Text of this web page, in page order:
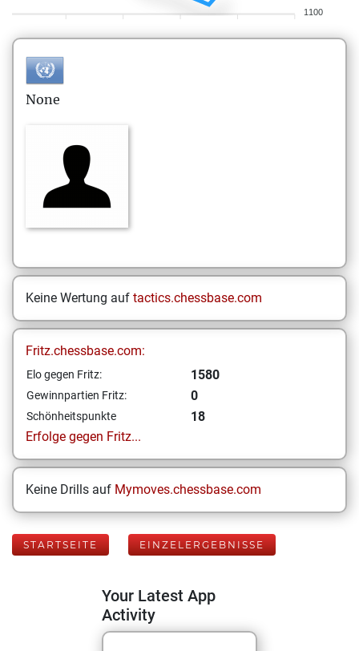
1100
None
Keine Wertung auf tactics.chessbase.com
Fritz.chessbase.com:
Elo gegen Fritz: 1580
Gewinnpartien Fritz: 0
Schönheitspunkte
18
Erfolge gegen Fritz...
Keine Drills auf Mymoves.chessbase.com
STARTSEITE EINZELERGEBNISSE
Your Latest App
Activity